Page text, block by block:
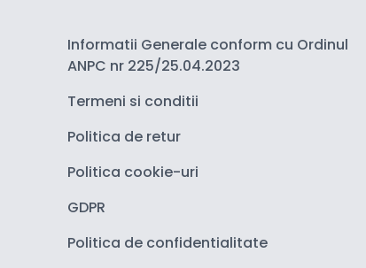
Informatii Generale conform cu Ordinul
ANPC nr 225/25.04.2023
Termeni si conditii
Politica de retur
Politica cookie-uri
GDPR
Politica de confidentialitate